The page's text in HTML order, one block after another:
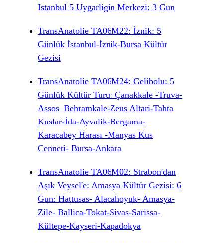
Istanbul 5 Uygarligin Merkezi: 3 Gun
TransAnatolie TA06M22: İznik: 5
Günlük İstanbul-İznik-Bursa Kültür
Gezisi
TransAnatolie TA06M24: Gelibolu: 5
Günlük Kültür Turu: Çanakkale -Truva-
Assos–Behramkale-Zeus Altari-Tahta
Kuslar-İda-Ayvalik-Bergama-
Karacabey Harası -Manyas Kus
Cenneti- Bursa-Ankara
TransAnatolie TA06M02: Strabon'dan
Aşık Veysel'e: Amasya Kültür Gezisi: 6
Gun: Hattusas- Alacahoyuk- Amasya-
Zile- Ballica-Tokat-Sivas-Sarissa-
Kültepe-Kayseri-Kapadokya